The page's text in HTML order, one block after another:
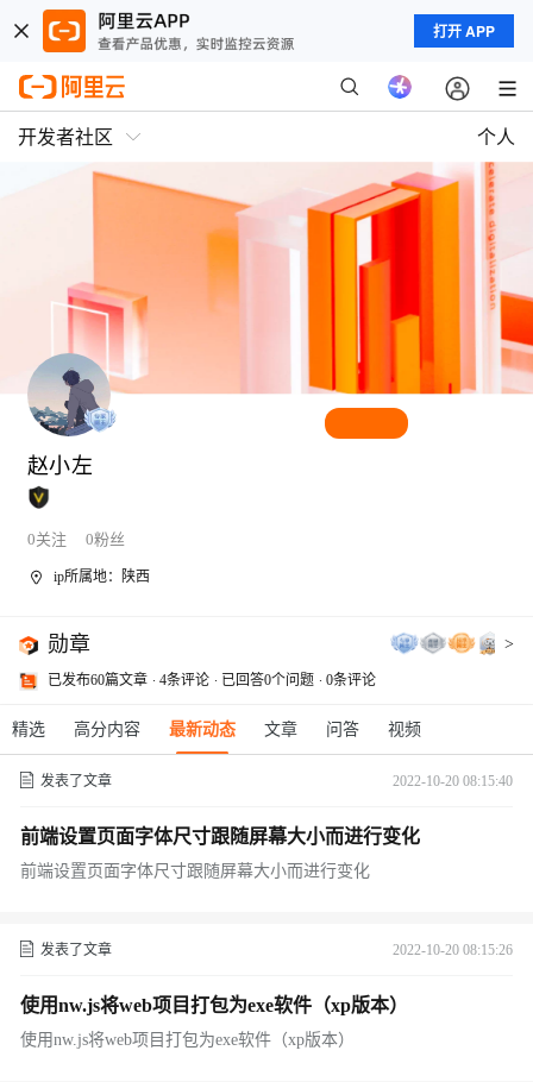
打开 APP
开发者社区 个人
赵小左
0关注 0粉丝
ip所属地：陕西
勋章 >
已发布60篇文章 4条评论 已回答0个问题 0条评论
精选 高分内容 最新动态 文章 问答 视频
发表了文章 2022-10-20 08:15:40
前端设置页面字体尺寸跟随屏幕大小而进行变化
前端设置页面字体尺寸跟随屏幕大小而进行变化
发表了文章 2022-10-20 08:15:26
使用nw.js将web项目打包为exe软件（xp版本）
使用nw.js将web项目打包为exe软件（xp版本）